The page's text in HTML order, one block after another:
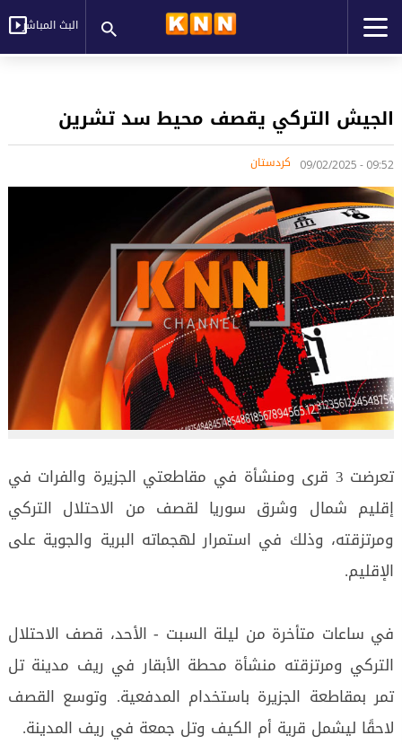
البث المباشر
الجيش التركي يقصف محيط سد تشرين
09:52 - 09/02/2025 کردستان
تعرضت 3 قرى ومنشأة في مقاطعتي الجزيرة والفرات في
إقليم شمال وشرق سوريا لقصف من الاحتلال التركي
ومرتزقته، وذلك في استمرار لهجماته البرية والجوية على
الإقليم.
في ساعات متأخرة من ليلة السبت - الأحد، قصف الاحتلال
التركي ومرتزقته منشأة محطة الأبقار في ريف مدينة تل
تمر بمقاطعة الجزيرة باستخدام المدفعية. وتوسع القصف
لاحقًا ليشمل قرية أم الكيف وتل جمعة في ريف المدينة.